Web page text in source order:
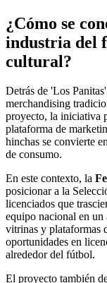
¿Cómo se
industria del
cultural?
Detrás de 'Los
merchandising
proyecto, la iniciativa
plataforma de
hinchas se convierte
de consumo.
En este contexto, la
posicionar a la
licenciados que
equipo nacional en un
vitrinas y plataformas
oportunidades en
alrededor del fútbol.
El proyecto también